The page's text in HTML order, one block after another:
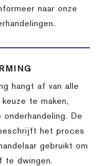
naar onze
hangt af van alle
te maken,
De
het proces
gebruikt om
te dwingen.